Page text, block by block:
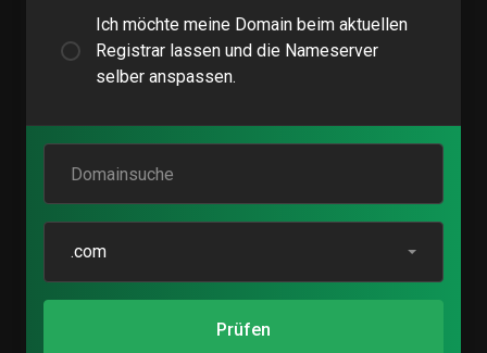
Ich möchte meine Domain beim aktuellen
Registrar lassen und die Nameserver
selber anspassen.
.com
Prüfen